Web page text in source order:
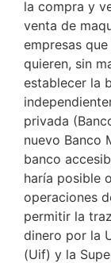
la compra y
venta de
empresas
quieren, sin
establecer la
privada
nuevo Banco
banco
haría posible
operaciones
permitir la
dinero por la
(Uif) y la